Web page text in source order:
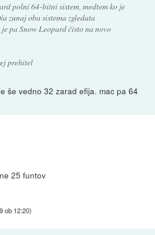
polni 64-bitni sistem, medtem ko je
zunaj oba sistema zgledata
pa Snow Leopard čisto na novo
prehitel
še vedno 32 zarad efija. mac pa 64
25 funtov
ob 12:20)